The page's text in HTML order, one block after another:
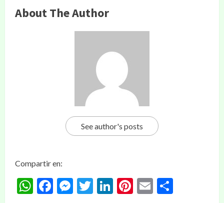
About The Author
See author's posts
Compartir en:
WhatsApp
Facebook
Messenger
Twitter
LinkedIn
Pinterest
Email